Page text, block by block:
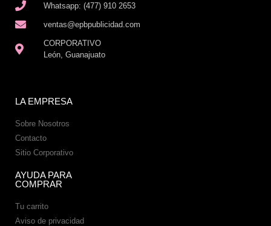
Whatsapp: (477) 910 2653
ventas@epbpublicidad.com
CORPORATIVO
León, Guanajuato
LA EMPRESA
Sobre Nosotros
Contacto
Sitio Corporativo
AYUDA PARA
COMPRAR
Tu carrito
Aviso de privacidad